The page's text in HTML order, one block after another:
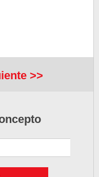
>>